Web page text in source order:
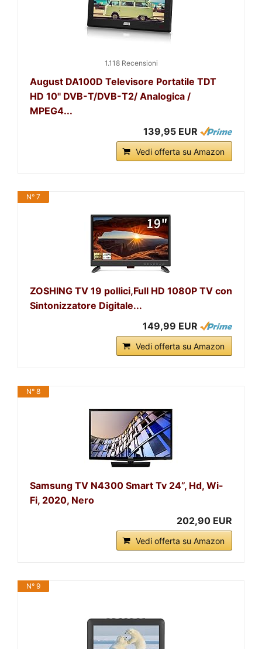
1.118 Recensioni
August DA100D Televisore Portatile TDT
HD 10" DVB-T/DVB-T2/ Analogica /
MPEG4...
139,95 EUR
Vedi offerta su Amazon
N° 7
ZOSHING TV 19 pollici,Full HD 1080P TV con
Sintonizzatore Digitale...
149,99 EUR
Vedi offerta su Amazon
N° 8
Samsung TV N4300 Smart Tv 24”, Hd, Wi-
Fi, 2020, Nero
202,90 EUR
Vedi offerta su Amazon
N° 9